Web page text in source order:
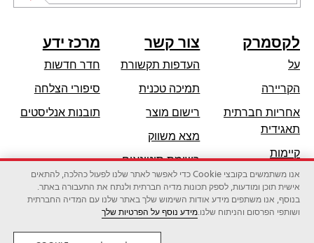
לקסמרק
על
הקריירה
אחריות חברתית
תאגידיתopens
a
new
tab
קיימות
שותפי לקסמרק
צור קשר
העדפות תקשורת
תמיכה טכניתopens
tab
רישום מוצר
מצא משווק
רשימת סיטונאים
מרכז ידע
חדר חדשות
סיפורי הצלחה
תובנות אנליסטים
לקסמרק אינטרנשיונל בע"מ, חברה של זירוקס
אנו משתמשים בקובצי Cookie כדי לאפשר לאתר שלנו לפעול כהלכה, להתאים
אישית תוכן ומודעות, לספק תכונות מדיה חברתית ולנתח את התעבורה באתר.
בנוסף, אנו משתפים מידע אודות השימוש שלך באתר שלנו עם המדיה החברתית
ושותפי הפרסום והניתוח שלנו.מידע נוסף על הפרטיות שלך